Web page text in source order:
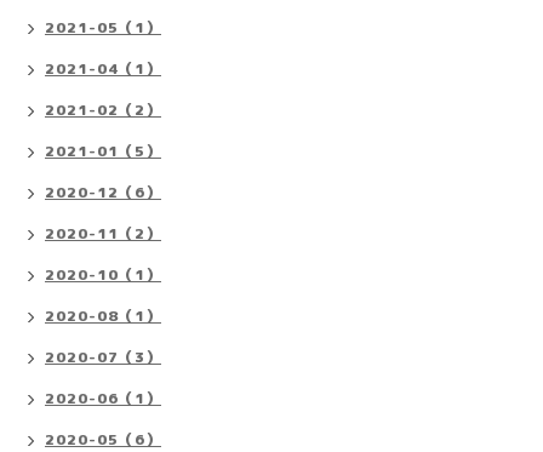
2021-05（1）
2021-04（1）
2021-02（2）
2021-01（5）
2020-12（6）
2020-11（2）
2020-10（1）
2020-08（1）
2020-07（3）
2020-06（1）
2020-05（6）